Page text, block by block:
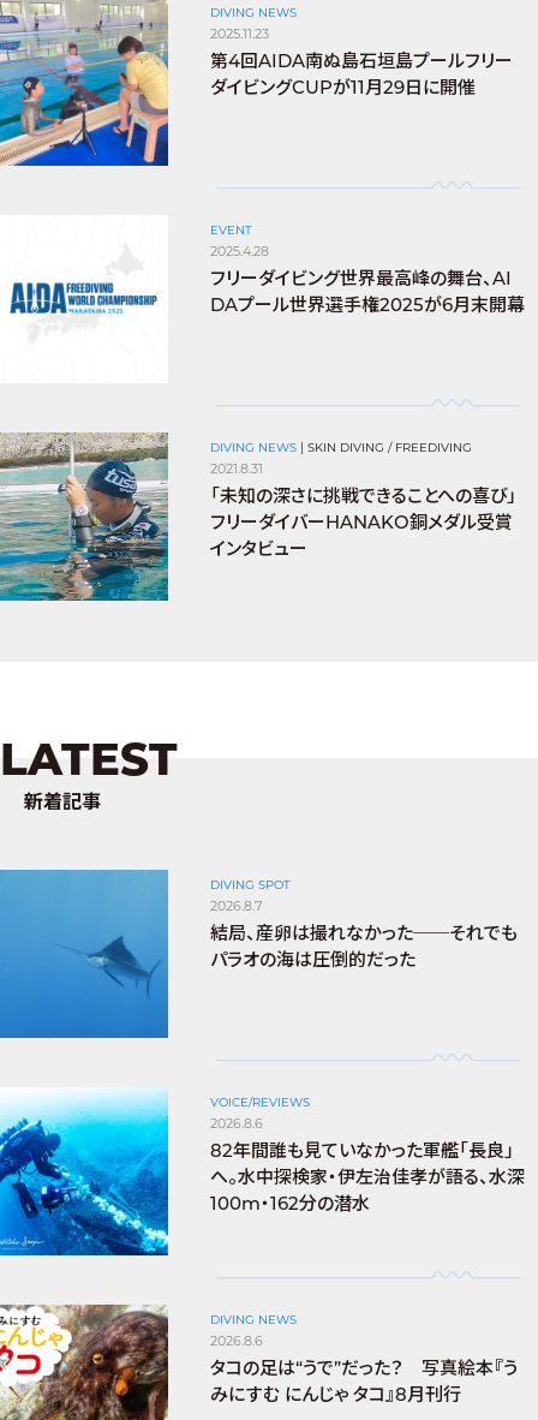
DIVING NEWS
2025.11.23
第4回AIDA南ぬ島石垣島プールフリー
ダイビングCUPが11月29日に開催
EVENT
2025.4.28
フリーダイビング世界最高峰の舞台、AI
DAプール世界選手権2025が6月末開幕
DIVING NEWS |SKIN DIVING / FREEDIVING
2021.8.31
「未知の深さに挑戦できることへの喜び」
フリーダイバーHANAKO銅メダル受賞
インタビュー
LATEST
新着記事
DIVING SPOT
2026.8.7
結局、産卵は撮れなかった──それでも
パラオの海は圧倒的だった
VOICE/REVIEWS
2026.8.6
82年間誰も見ていなかった軍艦「長良」
へ。水中探検家・伊左治佳孝が語る、水深
100m・162分の潜水
DIVING NEWS
2026.8.6
タコの足は“うで”だった？ 写真絵本『う
みにすむ にんじゃ タコ』8月刊行